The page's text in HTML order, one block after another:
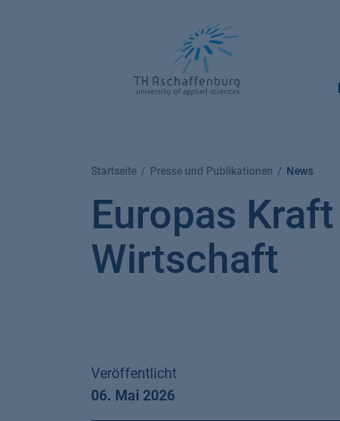
Startseite Presse und Publikationen News
Europas
Wirtschaft
Veröffentlicht
06. Mai 2026